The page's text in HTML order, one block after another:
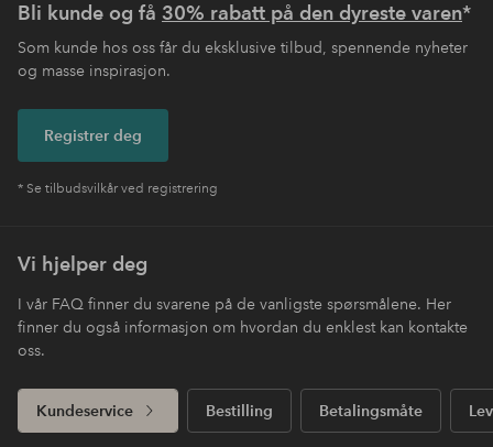
Bli kunde og få 30% rabatt på den dyreste varen*
Som kunde hos oss får du eksklusive tilbud, spennende nyheter
og masse inspirasjon.
Registrer deg
* Se tilbudsvilkår ved registrering
Vi hjelper deg
I vår FAQ finner du svarene på de vanligste spørsmålene. Her
finner du også informasjon om hvordan du enklest kan kontakte
oss.
Kundeservice Bestilling Betalingsmåte